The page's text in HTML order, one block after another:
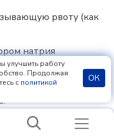
рвоту (как
натрия
(например,
взрослых); дать
г карбоната висмута
5 г
в 50–100 мл воды, и
улучшить работу
Продолжая
с политикой
ОК